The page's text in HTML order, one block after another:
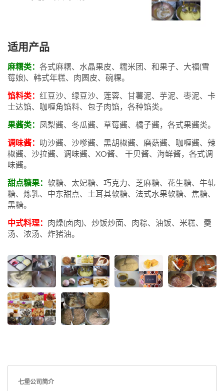
适用产品
麻糬类： 各式麻糬、水晶果皮、糯米团、和果子、大福(雪
莓娘)、韩式年糕、肉圆皮、碗粿。
馅料类： 红豆沙、绿豆沙、莲蓉、甘薯泥、芋泥、枣泥、卡
士达馅、咖喱角馅料、包子肉馅，各种馅类。
果酱类： 凤梨酱、冬瓜酱、草莓酱、橘子酱，各式果酱类。
调味酱：
叻沙酱、沙嗲酱、黑胡椒酱、磨菇酱、咖喱酱、辣
椒酱、沙拉酱、调味酱、XO酱、 干贝酱、海鲜酱，各式调
味酱。
甜点糖果： 软糖、太妃糖、巧克力、芝麻糖、花生糖、牛轧
糖、炼乳、中东甜点、土耳其软糖、法式水果软糖、焦糖、
黑糖。
中式料理：
肉燥(卤肉)、炒饭炒面、肉粽、油饭、米糕、羹
汤、浓汤、炸猪油。
七堡公司简介